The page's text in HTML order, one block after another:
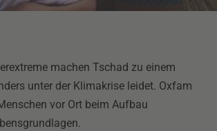
machen Tschad zu einem
unter der Klimakrise leidet. Oxfam
vor Ort beim Aufbau